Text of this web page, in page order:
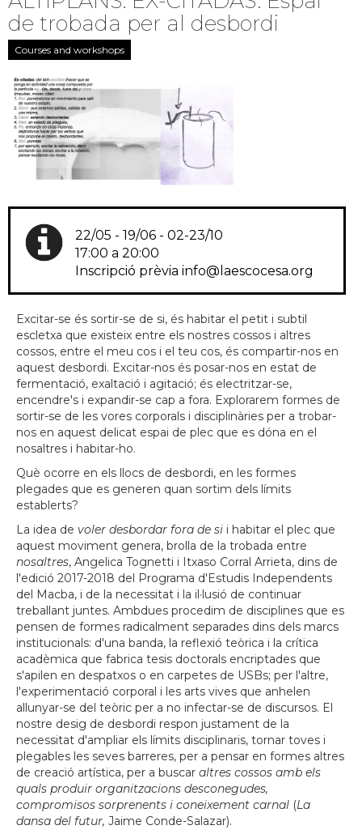
de trobada per al desbordi
Courses and workshops
22/05 - 19/06 - 02-23/10
17:00 a 20:00
Inscripció prèvia info@laescocesa.org
Excitar-se és sortir-se de si, és habitar el petit i subtil
escletxa que existeix entre els nostres cossos i altres
cossos, entre el meu cos i el teu cos, és compartir-nos en
aquest desbordi. Excitar-nos és posar-nos en estat de
fermentació, exaltació i agitació; és electritzar-se,
encendre's i expandir-se cap a fora. Explorarem formes de
sortir-se de les vores corporals i disciplinàries per a trobar-
nos en aquest delicat espai de plec que es dóna en el
nosaltres i habitar-ho.
Què ocorre en els llocs de desbordi, en les formes
plegades que es generen quan sortim dels límits
establerts?
La idea de voler desbordar fora de si i habitar el plec que
aquest moviment genera, brolla de la trobada entre
nosaltres, Angelica Tognetti i Itxaso Corral Arrieta, dins de
l'edició 2017-2018 del Programa d'Estudis Independents
del Macba, i de la necessitat i la il·lusió de continuar
treballant juntes. Ambdues procedim de disciplines que es
pensen de formes radicalment separades dins dels marcs
institucionals: d'una banda, la reflexió teòrica i la crítica
acadèmica que fabrica tesis doctorals encriptades que
s'apilen en despatxos o en carpetes de USBs; per l'altre,
l'experimentació corporal i les arts vives que anhelen
allunyar-se del teòric per a no infectar-se de discursos. El
nostre desig de desbordi respon justament de la
necessitat d'ampliar els límits disciplinaris, tornar toves i
plegables les seves barreres, per a pensar en formes altres
de creació artística, per a buscar altres cossos amb els
quals produir organitzacions desconegudes,
compromisos sorprenents i coneixement carnal (La
dansa del futur, Jaime Conde-Salazar).